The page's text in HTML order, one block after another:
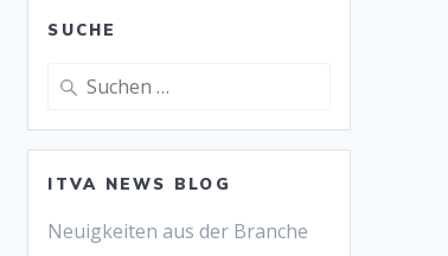
SUCHE
Suche
ITVA NEWS BLOG
Neuigkeiten aus der Branche